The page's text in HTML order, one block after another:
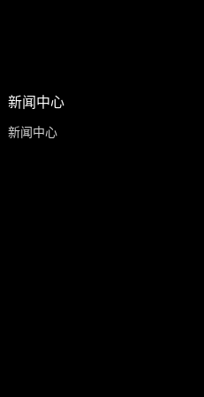
新闻中心
新闻中心